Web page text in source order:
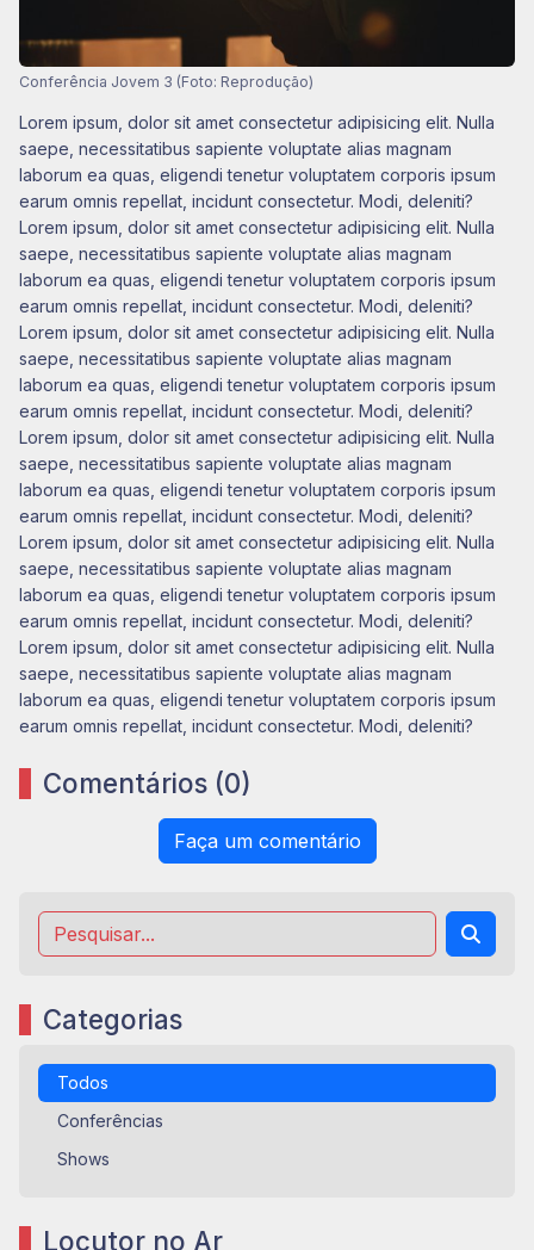
Conferência Jovem 3 (Foto: Reprodução)
Lorem ipsum, dolor sit amet consectetur adipisicing elit. Nulla
saepe, necessitatibus sapiente voluptate alias magnam
laborum ea quas, eligendi tenetur voluptatem corporis ipsum
earum omnis repellat, incidunt consectetur. Modi, deleniti?
Lorem ipsum, dolor sit amet consectetur adipisicing elit. Nulla
saepe, necessitatibus sapiente voluptate alias magnam
laborum ea quas, eligendi tenetur voluptatem corporis ipsum
earum omnis repellat, incidunt consectetur. Modi, deleniti?
Lorem ipsum, dolor sit amet consectetur adipisicing elit. Nulla
saepe, necessitatibus sapiente voluptate alias magnam
laborum ea quas, eligendi tenetur voluptatem corporis ipsum
earum omnis repellat, incidunt consectetur. Modi, deleniti?
Lorem ipsum, dolor sit amet consectetur adipisicing elit. Nulla
saepe, necessitatibus sapiente voluptate alias magnam
laborum ea quas, eligendi tenetur voluptatem corporis ipsum
earum omnis repellat, incidunt consectetur. Modi, deleniti?
Lorem ipsum, dolor sit amet consectetur adipisicing elit. Nulla
saepe, necessitatibus sapiente voluptate alias magnam
laborum ea quas, eligendi tenetur voluptatem corporis ipsum
earum omnis repellat, incidunt consectetur. Modi, deleniti?
Lorem ipsum, dolor sit amet consectetur adipisicing elit. Nulla
saepe, necessitatibus sapiente voluptate alias magnam
laborum ea quas, eligendi tenetur voluptatem corporis ipsum
earum omnis repellat, incidunt consectetur. Modi, deleniti?
Comentários (0)
Faça um comentário
Categorias
Todos
Conferências
Shows
Locutor no Ar